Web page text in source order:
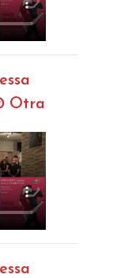
Otra